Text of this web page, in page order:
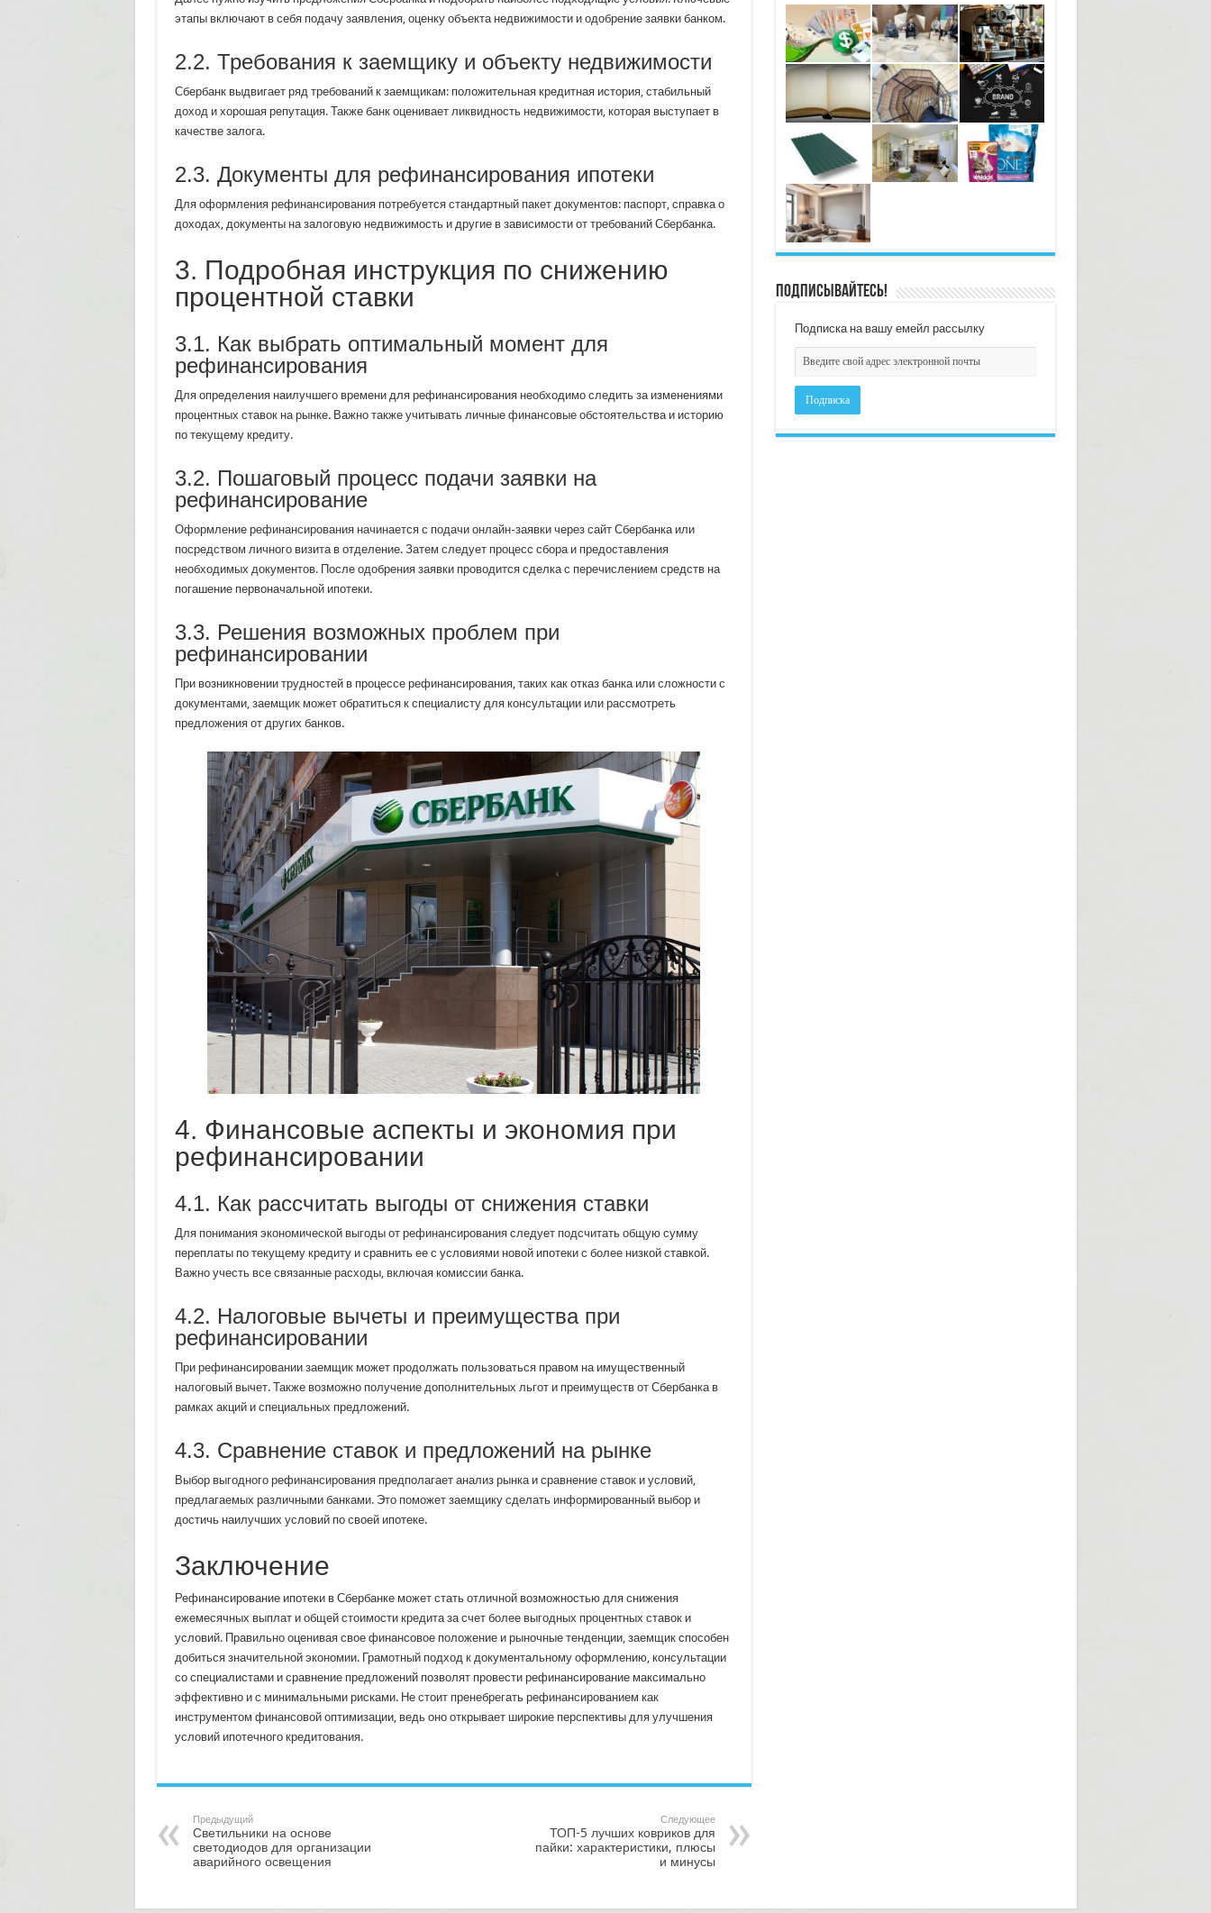
этапы включают в себя подачу заявления, оценку объекта недвижимости и одобрение заявки банком.
2.2. Требования к заемщику и объекту недвижимости
Сбербанк выдвигает ряд требований к заемщикам: положительная кредитная история, стабильный
доход и хорошая репутация. Также банк оценивает ликвидность недвижимости, которая выступает в
качестве залога.
2.3. Документы для рефинансирования ипотеки
Для оформления рефинансирования потребуется стандартный пакет документов: паспорт, справка о
доходах, документы на залоговую недвижимость и другие в зависимости от требований Сбербанка.
3. Подробная инструкция по снижению
процентной ставки
3.1. Как выбрать оптимальный момент для
рефинансирования
Для определения наилучшего времени для рефинансирования необходимо следить за изменениями
процентных ставок на рынке. Важно также учитывать личные финансовые обстоятельства и историю
по текущему кредиту.
3.2. Пошаговый процесс подачи заявки на
рефинансирование
Оформление рефинансирования начинается с подачи онлайн-заявки через сайт Сбербанка или
посредством личного визита в отделение. Затем следует процесс сбора и предоставления
необходимых документов. После одобрения заявки проводится сделка с перечислением средств на
погашение первоначальной ипотеки.
3.3. Решения возможных проблем при
рефинансировании
При возникновении трудностей в процессе рефинансирования, таких как отказ банка или сложности с
документами, заемщик может обратиться к специалисту для консультации или рассмотреть
предложения от других банков.
4. Финансовые аспекты и экономия при
рефинансировании
4.1. Как рассчитать выгоды от снижения ставки
Для понимания экономической выгоды от рефинансирования следует подсчитать общую сумму
переплаты по текущему кредиту и сравнить ее с условиями новой ипотеки с более низкой ставкой.
Важно учесть все связанные расходы, включая комиссии банка.
4.2. Налоговые вычеты и преимущества при
рефинансировании
При рефинансировании заемщик может продолжать пользоваться правом на имущественный
налоговый вычет. Также возможно получение дополнительных льгот и преимуществ от Сбербанка в
рамках акций и специальных предложений.
4.3. Сравнение ставок и предложений на рынке
Выбор выгодного рефинансирования предполагает анализ рынка и сравнение ставок и условий,
предлагаемых различными банками. Это поможет заемщику сделать информированный выбор и
достичь наилучших условий по своей ипотеке.
Заключение
Рефинансирование ипотеки в Сбербанке может стать отличной возможностью для снижения
ежемесячных выплат и общей стоимости кредита за счет более выгодных процентных ставок и
условий. Правильно оценивая свое финансовое положение и рыночные тенденции, заемщик способен
добиться значительной экономии. Грамотный подход к документальному оформлению, консультации
со специалистами и сравнение предложений позволят провести рефинансирование максимально
эффективно и с минимальными рисками. Не стоит пренебрегать рефинансированием как
инструментом финансовой оптимизации, ведь оно открывает широкие перспективы для улучшения
условий ипотечного кредитования.
Предыдущий
Светильники на основе
светодиодов для организации
аварийного освещения
Следующее
ТОП-5 лучших ковриков для
пайки: характеристики, плюсы
и минусы
Подписывайтесь!
Подписка на вашу емейл рассылку